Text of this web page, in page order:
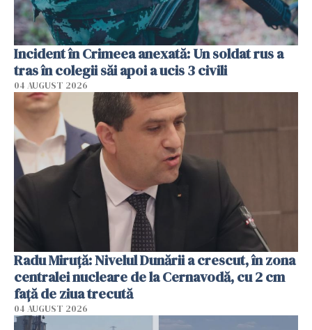
Incident în Crimeea anexată: Un soldat rus a
tras în colegii săi apoi a ucis 3 civili
04 AUGUST 2026
Radu Miruţă: Nivelul Dunării a crescut, în zona
centralei nucleare de la Cernavodă, cu 2 cm
faţă de ziua trecută
04 AUGUST 2026